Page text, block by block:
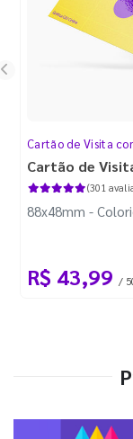
Cartão de Visita
Cartão de
(301
88x48mm -
R$ 43,99 /